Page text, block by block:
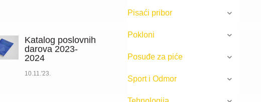
Katalog poslovnih
darova 2023-
2024
10.11.'23.
Pisaći pribor
Pokloni
Posuđe za piće
Sport i Odmor